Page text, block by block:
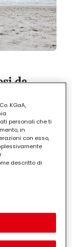
da
KGaA,
personali che ti
in
con esso,
descritto di
Informativa sulla
anche